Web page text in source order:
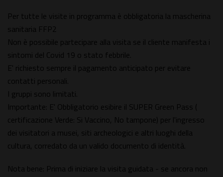
Per tutte le visite in programma è obbligatoria la mascherina
sanitaria FFP2
Non è possibile partecipare alla visita se il cliente manifesta i
sintomi del Covid 19 o stato febbrile.
E' richiesto sempre il pagamento anticipato per evitare
contatti personali.
I gruppi sono limitati.
Importante: E' Obbligatorio esibire il SUPER Green Pass (
certificazione Verde: Si Vaccino, No tampone) per l'ingresso
dei visitatori a musei, siti archeologici e altri luoghi della
cultura, corredato da un valido documento di identità.
Nota bene: Prima di iniziare la visita guidata - se ancora non